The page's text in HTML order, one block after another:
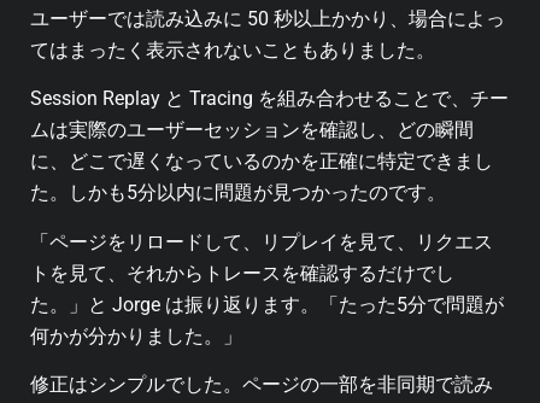
ユーザーでは読み込みに 50 秒以上かかり、場合によっ
てはまったく表示されないこともありました。
Session Replay と Tracing を組み合わせることで、チー
ムは実際のユーザーセッションを確認し、どの瞬間
に、どこで遅くなっているのかを正確に特定できまし
た。しかも5分以内に問題が見つかったのです。
「ページをリロードして、リプレイを見て、リクエス
トを見て、それからトレースを確認するだけでし
た。」と Jorge は振り返ります。「たった5分で問題が
何かが分かりました。」
修正はシンプルでした。ページの一部を非同期で読み